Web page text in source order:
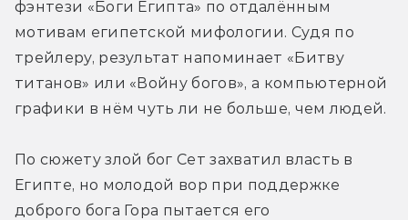
фэнтези «Боги Египта» по отдалённым
мотивам египетской мифологии. Судя по
трейлеру, результат напоминает «Битву
титанов» или «Войну богов», а компьютерной
графики в нём чуть ли не больше, чем людей.
По сюжету злой бог Сет захватил власть в
Египте, но молодой вор при поддержке
доброго бога Гора пытается его